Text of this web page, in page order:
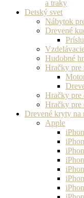
a traky
Detský svet
Nábytok
Drevené
Hudobné
Hračky pre
Hračky pre
Hračky pre
Drevené kryty na
Apple